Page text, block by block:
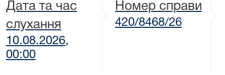
Дата та час
слухання
10.08.2026,
00:00
Номер справи
420/8468/26